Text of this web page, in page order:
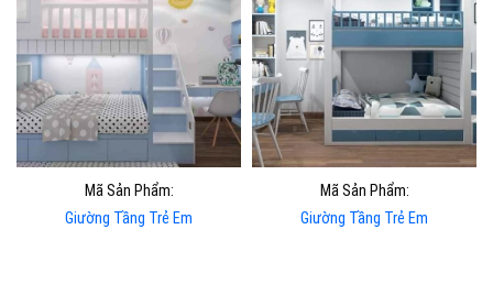
Mã Sản Phẩm:
Giường Tầng Trẻ Em
Mã Sản Phẩm:
Giường Tầng Trẻ Em